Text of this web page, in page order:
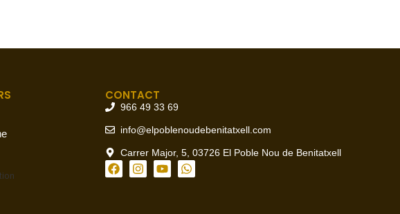
CONTACT
966 49 33 69
info@elpoblenoudebenitatxell.com
Carrer Major, 5, 03726 El Poble Nou de Benitatxell